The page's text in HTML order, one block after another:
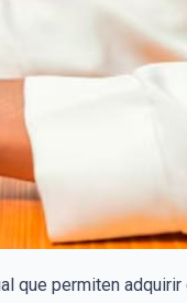
que permiten